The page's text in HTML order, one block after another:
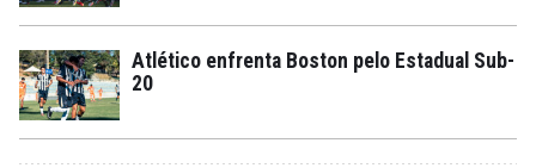
Atlético enfrenta Boston pelo Estadual Sub-
20